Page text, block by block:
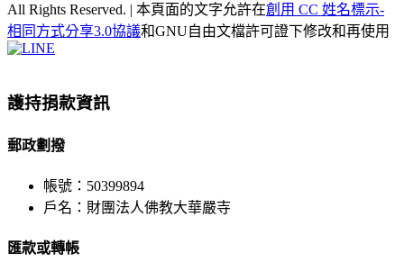
All Rights Reserved. | 本頁面的文字允許在創用 CC 姓名標示-
相同方式分享3.0協議和GNU自由文檔許可證下修改和再使用
Facebook
X
WeChat
YouTube
LINE
Bar
Area
護持捐款資訊
郵政劃撥
帳號：50399894
戶名：財團法人佛教大華嚴寺
匯款或轉帳